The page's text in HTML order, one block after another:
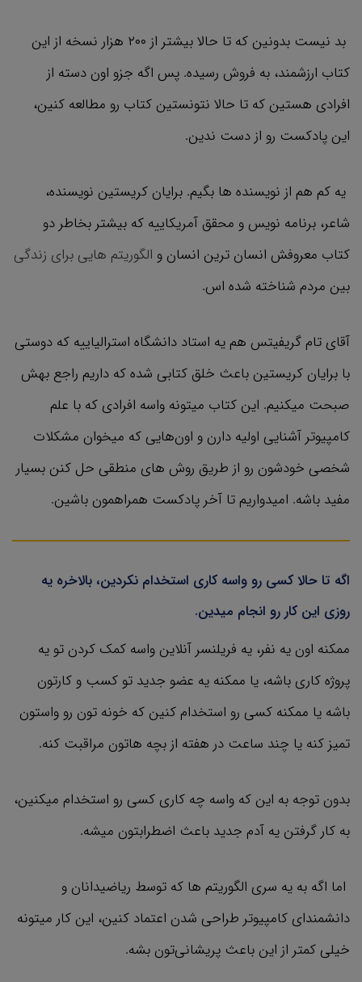
بد نیست بدونین که تا حالا بیشتر از ۲۰۰ هزار نسخه از این
کتاب ارزشمند، به فروش رسیده. پس اگه جزو اون دسته از
افرادی هستین که تا حالا نتونستین کتاب رو مطالعه کنین،‌
این پادکست رو از دست ندین.
یه کم هم از نویسنده ها بگیم. برایان کریستین نویسنده،
شاعر، برنامه نویس و محقق آمریکاییه که بیشتر بخاطر دو
کتاب معروفش انسان ترین انسان و الگوریتم هایی برای زندگی
بین مردم شناخته شده اس.
آقای تام گریفیتس هم یه استاد دانشگاه استرالیاییه که دوستی
با برایان کریستین باعث خلق کتابی شده که داریم راجع بهش
صبحت میکنیم. این کتاب میتونه واسه افرادی که با علم
کامپیوتر آشنایی اولیه دارن و اون‌هایی که میخوان مشکلات
شخصی خودشون رو از طریق روش های منطقی حل کنن بسیار
مفید باشه. امیدواریم تا آخر پادکست همراهمون باشین.
اگه تا حالا کسی رو واسه کاری استخدام نکردین، بالاخره یه
روزی این کار رو انجام میدین.
ممکنه اون یه نفر، یه فریلنسر آنلاین واسه کمک کردن تو یه
پروژه کاری باشه، یا ممکنه یه عضو جدید تو کسب و کارتون
باشه یا ممکنه کسی رو استخدام کنین که خونه تون رو واستون
تمیز کنه یا چند ساعت در هفته از بچه هاتون مراقبت کنه.
بدون توجه به این که واسه چه کاری کسی رو استخدام میکنین،
به کار گرفتن یه آدم جدید باعث اضطرابتون میشه.
اما اگه به یه سری الگوریتم ها که توسط ریاضیدانان و
دانشمندای کامپیوتر طراحی شدن اعتماد کنین،‌ این کار میتونه
خیلی کمتر از این باعث پریشانی‌تون بشه.